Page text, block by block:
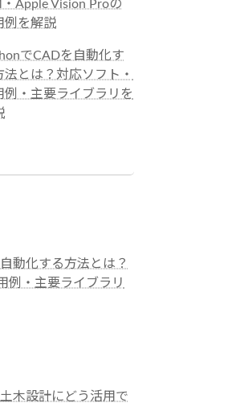
・Apple Vision Proの
例を解説
でCADを自動化す
法とは？対応ソフト・
例・主要ライブラリを
動化する方法とは？
例・主要ライブラリ
木設計にどう活用で